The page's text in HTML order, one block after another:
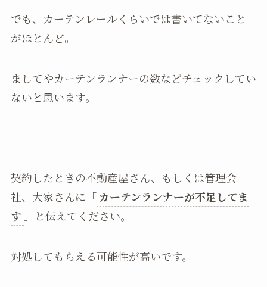
でも、カーテンレールくらいでは書いてないこと
がほとんど。
ましてやカーテンランナーの数などチェックしてい
ないと思います。
契約したときの不動産屋さん、もしくは管理会
社、大家さんに「 カーテンランナーが不足してま
す 」と伝えてください。
対処してもらえる可能性が高いです。